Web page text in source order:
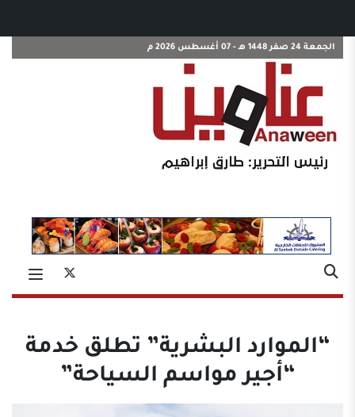
الجمعة 24 صفر 1448 هـ - 07 أغسطس 2026 م
“الموارد البشرية” تطلق خدمة
“أجير مواسم السياحة”